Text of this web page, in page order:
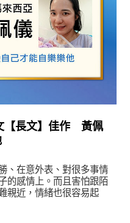
【長文】佳作 黃佩
、在意外表、對很多事情
的感情上。而且害怕跟陌
親近，情緒也很容易起